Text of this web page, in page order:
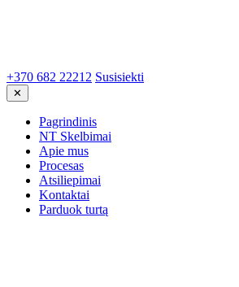
+370 682 22212 Susisiekti
✕
Pagrindinis
NT Skelbimai
Apie mus
Procesas
Atsiliepimai
Kontaktai
Parduok turtą